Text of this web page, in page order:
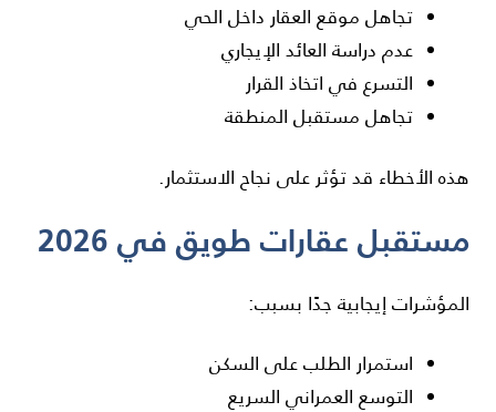
تجاهل موقع العقار داخل الحي
عدم دراسة العائد الإيجاري
التسرع في اتخاذ القرار
تجاهل مستقبل المنطقة
هذه الأخطاء قد تؤثر على نجاح الاستثمار.
مستقبل عقارات طويق في 2026
المؤشرات إيجابية جدًا بسبب:
استمرار الطلب على السكن
التوسع العمراني السريع